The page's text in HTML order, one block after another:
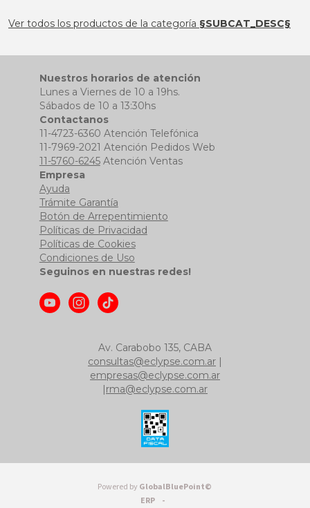
Ver todos los productos de la categoría §SUBCAT_DESC§
Nuestros horarios de atención
Lunes a Viernes de 10 a 19hs.
Sábados de 10 a 13:30hs
Contactanos
11-4723-6360 Atención Telefónica
11-7969-2021 Atención Pedidos Web
11-5760-6245Atención Ventas
Empresa
Ayuda
Trámite Garantía
Botón de Arrepentimiento
Políticas de Privacidad
Políticas de Cookies
Condiciones de Uso
Seguinos en nuestras redes!
Av. Carabobo 135, CABA
consultas@eclypse.com.ar |
empresas@eclypse.com.ar
|rma@eclypse.com.ar
Powered by GlobalBluePoint©
ERP -